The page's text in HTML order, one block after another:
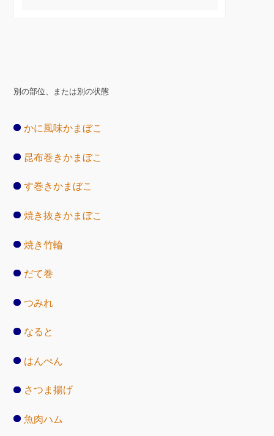
別の部位、または別の状態
かに風味かまぼこ
昆布巻きかまぼこ
す巻きかまぼこ
焼き抜きかまぼこ
焼き竹輪
だて巻
つみれ
なると
はんぺん
さつま揚げ
魚肉ハム